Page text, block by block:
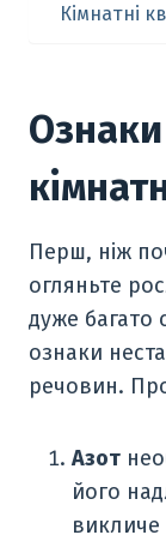
Кімнатні
Перш, ніж
огляньте
дуже багато
ознаки
речовин.
Азот
його